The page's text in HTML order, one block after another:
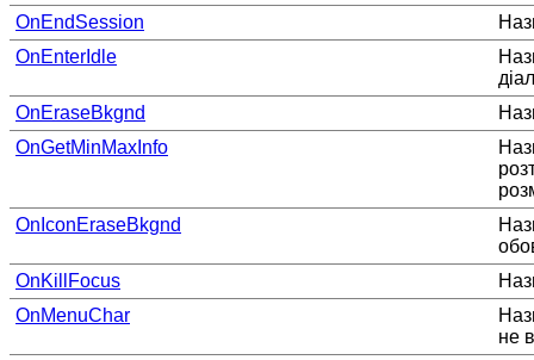
OnEndSession
OnEnterIdle
OnEraseBkgnd
OnGetMinMaxInfo
OnIconEraseBkgnd
OnKillFocus
OnMenuChar
не